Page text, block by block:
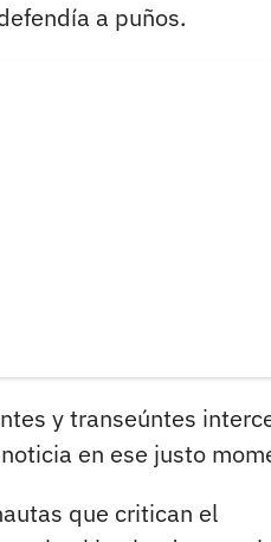
a puños.
y transeúntes
en ese justo
que critican el